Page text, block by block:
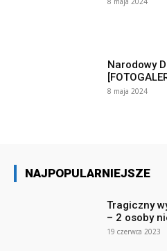
Narodowy
8 maja 2024
NAJPOPULARNIEJSZE
Tragiczny
– 2 osoby
19 czerwca 2023